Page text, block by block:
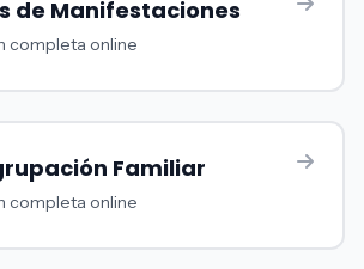
de Manifestaciones
completa online
Familiar
completa online